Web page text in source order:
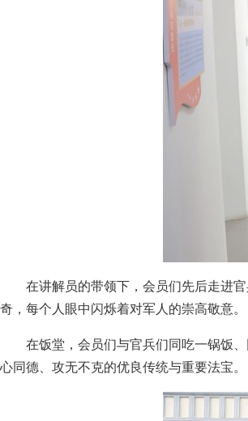
在讲解员的带领下，会员们先后走进
奇，每个人眼中闪烁着对军人的崇高敬意。
在饭堂，会员们与官兵们同吃一锅饭
心同德、攻无不克的优良传统与重要法宝。